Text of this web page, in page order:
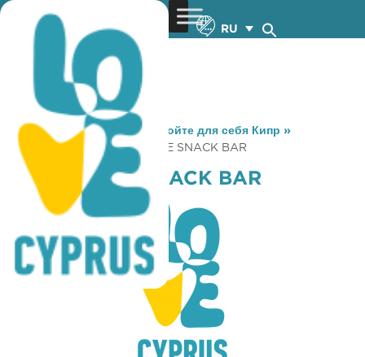
RU
You are here: Home »Откройте для себя Кипр »
Gastronomy
» LE FRENCHIE SNACK BAR
LE FRENCHIE SNACK BAR